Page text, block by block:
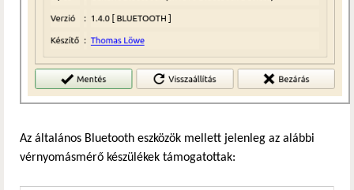
Az általános Bluetooth eszközök mellett jelenleg az alábbi
vérnyomásmérő készülékek támogatottak: